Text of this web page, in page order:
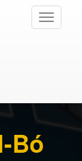
Toggle
Bó